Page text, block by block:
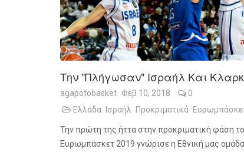
Την "πλήγωσαν" Ισραήλ Και
agapotobasket Φεβ 10, 2018
0
Ελλάδα
Ισραήλ Προκριματικά
Την πρώτη της ήττα στην προκριματική φάση
Ευρωμπάσκετ 2019 γνώρισε η Εθνική μας